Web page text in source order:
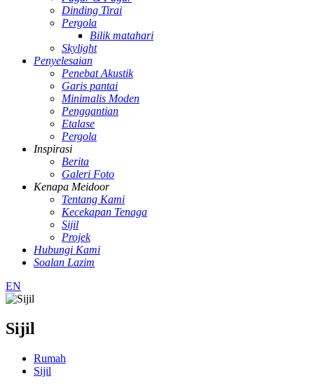
Dinding Tirai
Pergola
Bilik matahari
Skylight
Penyelesaian
Penebat Akustik
Garis pantai
Minimalis Moden
Penggantian
Etalase
Pergola
Inspirasi
Berita
Galeri Foto
Kenapa Meidoor
Tentang Kami
Kecekapan Tenaga
Sijil
Projek
Hubungi Kami
Soalan Lazim
EN
Sijil
Rumah
Sijil